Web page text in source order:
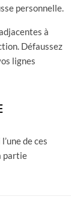
personnelle.
à
Défaussez
lignes
de ces
partie